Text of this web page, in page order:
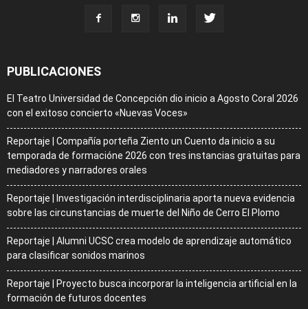
PUBLICACIONES
El Teatro Universidad de Concepción dio inicio a Agosto Coral 2026
con el exitoso concierto «Nuevas Voces»
Reportaje | Compañía porteña Ziento un Cuento da inicio a su
temporada de formacióne 2026 con tres instancias gratuitas para
mediadores y narradores orales
Reportaje | Investigación interdisciplinaria aporta nueva evidencia
sobre las circunstancias de muerte del Niño de Cerro El Plomo
Reportaje | Alumni UCSC crea modelo de aprendizaje automático
para clasificar sonidos marinos
Reportaje | Proyecto busca incorporar la inteligencia artificial en la
formación de futuros docentes